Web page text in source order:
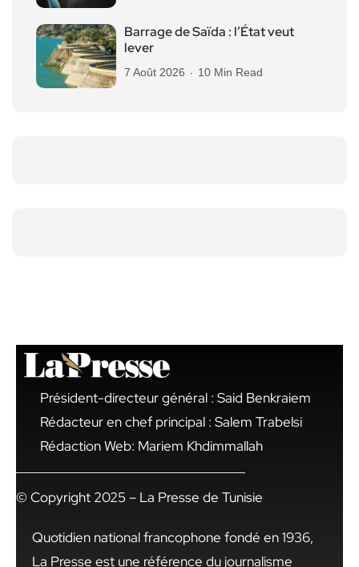
Barrage de Saïda : l’État veut
lever
7 Août 2026 10 Min Read
Président-directeur général : Said Benkraiem
Rédacteur en chef principal : Salem Trabelsi
Rédaction Web: Mariem Khdimmallah
© Copyright 2025 – La Presse de Tunisie
Quotidien national francophone fondé en 1936,
La Presse est une référence du journalisme